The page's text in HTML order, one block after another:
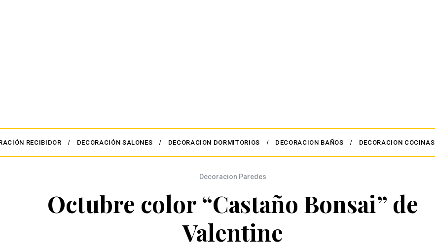
RECIBIDOR DECORACIÓN SALONES DECORACION DORMITORIOS DECORACION BAÑOS DECORACION COCINAS
Decoracion Paredes
Octubre color “Castaño Bonsai” de
Valentine